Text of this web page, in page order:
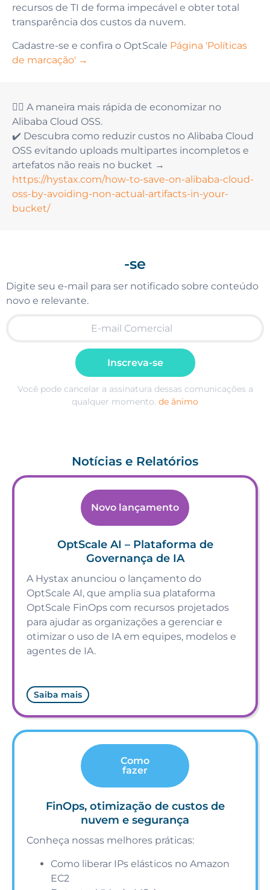
recursos de TI de forma impecável e obter total
transparência dos custos da nuvem.
Cadastre-se e confira o OptScale Página 'Políticas
de marcação' →
👆🏻 A maneira mais rápida de economizar no
Alibaba Cloud OSS.
✔️ Descubra como reduzir custos no Alibaba Cloud
OSS evitando uploads multipartes incompletos e
artefatos não reais no bucket →
https://hystax.com/how-to-save-on-alibaba-cloud-
oss-by-avoiding-non-actual-artifacts-in-your-
bucket/
-se
Digite seu e-mail para ser notificado sobre conteúdo
novo e relevante.
Inscreva-se
Você pode cancelar a assinatura dessas comunicações a
qualquer momento. de ânimo
Notícias e Relatórios
Novo lançamento
OptScale AI – Plataforma de
Governança de IA
A Hystax anunciou o lançamento do
OptScale AI, que amplia sua plataforma
OptScale FinOps com recursos projetados
para ajudar as organizações a gerenciar e
otimizar o uso de IA em equipes, modelos e
agentes de IA.
Saiba mais
Como
fazer
FinOps, otimização de custos de
nuvem e segurança
Conheça nossas melhores práticas:
Como liberar IPs elásticos no Amazon
EC2